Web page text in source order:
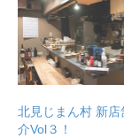
ンラインアジト
無料で登録したい企
北見じまん村 新店
介Vol３！